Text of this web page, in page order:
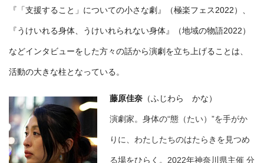
『「支援すること」についての小さな劇』（極楽フェス2022）、
『うけいれる身体、うけいれられない身体』（地域の物語2022）
などインタビューをした方々の話から演劇を立ち上げることは、
活動の大きな柱となっている。
藤原佳奈 （ふじわら かな）
演劇家。身体の“態（たい）”を手がか
りに、わたしたちのはたらきを見つめ
る場をひらく。2022年神奈川県主催 分